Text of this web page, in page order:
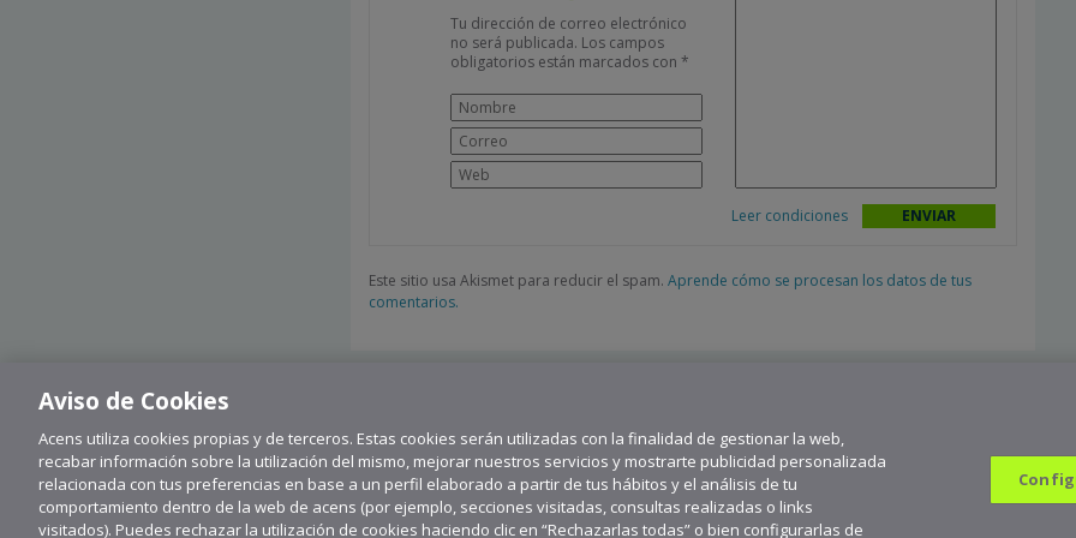
Tu dirección de correo electrónico
no será publicada. Los campos
obligatorios están marcados con *
Leer condiciones
Este sitio usa Akismet para reducir el spam. Aprende cómo se procesan los datos de tus
comentarios.
Aviso de Cookies
Acens utiliza cookies propias y de terceros. Estas cookies serán utilizadas con la finalidad de gestionar la web,
recabar información sobre la utilización del mismo, mejorar nuestros servicios y mostrarte publicidad personalizada
relacionada con tus preferencias en base a un perfil elaborado a partir de tus hábitos y el análisis de tu
comportamiento dentro de la web de acens (por ejemplo, secciones visitadas, consultas realizadas o links
visitados). Puedes rechazar la utilización de cookies haciendo clic en “Rechazarlas todas” o bien configurarlas de